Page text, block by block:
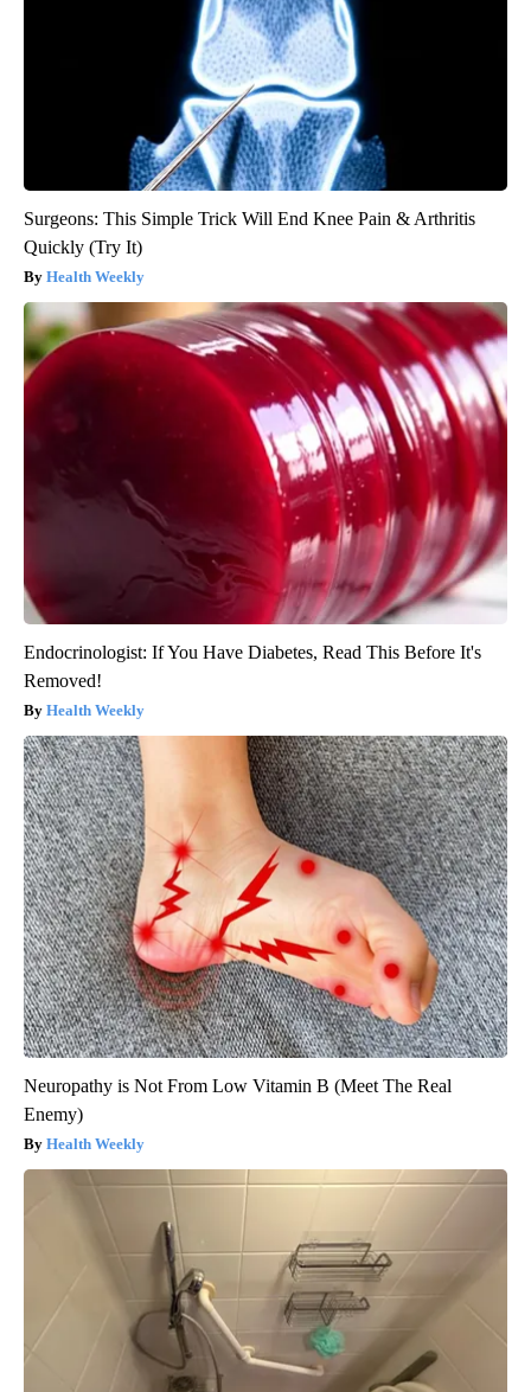
Surgeons: This Simple Trick Will End Knee Pain & Arthritis
Quickly (Try It)
Health Weekly
Endocrinologist: If You Have Diabetes, Read This Before It's
Removed!
Health Weekly
Neuropathy is Not From Low Vitamin B (Meet The Real
Enemy)
Health Weekly